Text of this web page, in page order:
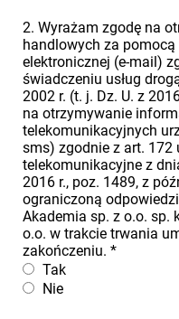
2. Wyrażam zgodę na
handlowych za
elektronicznej (e-mail)
świadczeniu usług
2002 r. (t. j. Dz. U. z
na otrzymywanie
telekomunikacyjnych
sms) zgodnie z art. 172
telekomunikacyjne z
2016 r., poz. 1489, z
ograniczoną
Akademia sp. z o.o. sp.
o.o. w trakcie trwania
zakończeniu. *
Tak
Nie